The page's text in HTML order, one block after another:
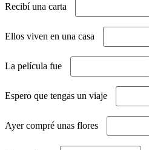
Recibí una carta
Ellos viven en una casa
La película fue
Espero que tengas un viaje
Ayer compré unas flores